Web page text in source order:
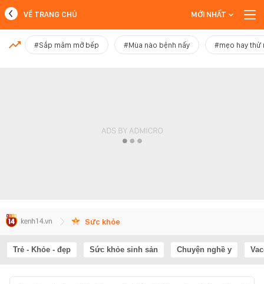
MỚI NHẤT
VỀ TRANG CHỦ MỚI NHẤT
#Sắp mâm mở bếp #Mùa nào bệnh nấy #mẹo hay thử
Sức khỏe
Trẻ - Khỏe - đẹp Sức khỏe sinh sản Chuyện nghề y